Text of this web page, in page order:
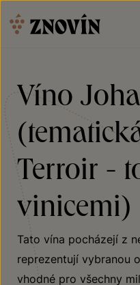
Víno
Terroir -
vinicemi)
Tato vína pocházejí z
reprezentují vybranou
vhodné pro všechny